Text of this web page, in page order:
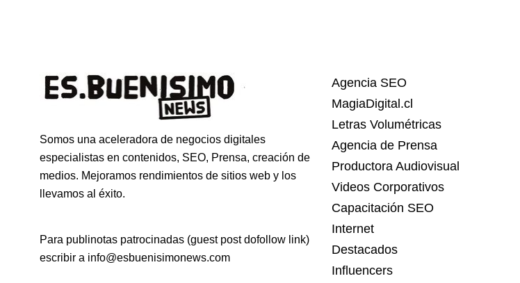
Somos una aceleradora de negocios digitales
especialistas en contenidos, SEO, Prensa, creación de
medios. Mejoramos rendimientos de sitios web y los
llevamos al éxito.
Para publinotas patrocinadas (guest post dofollow link)
escribir a info@esbuenisimonews.com
Agencia SEO
MagiaDigital.cl
Letras Volumétricas
Agencia de Prensa
Productora Audiovisual
Videos Corporativos
Capacitación SEO
Internet
Destacados
Influencers